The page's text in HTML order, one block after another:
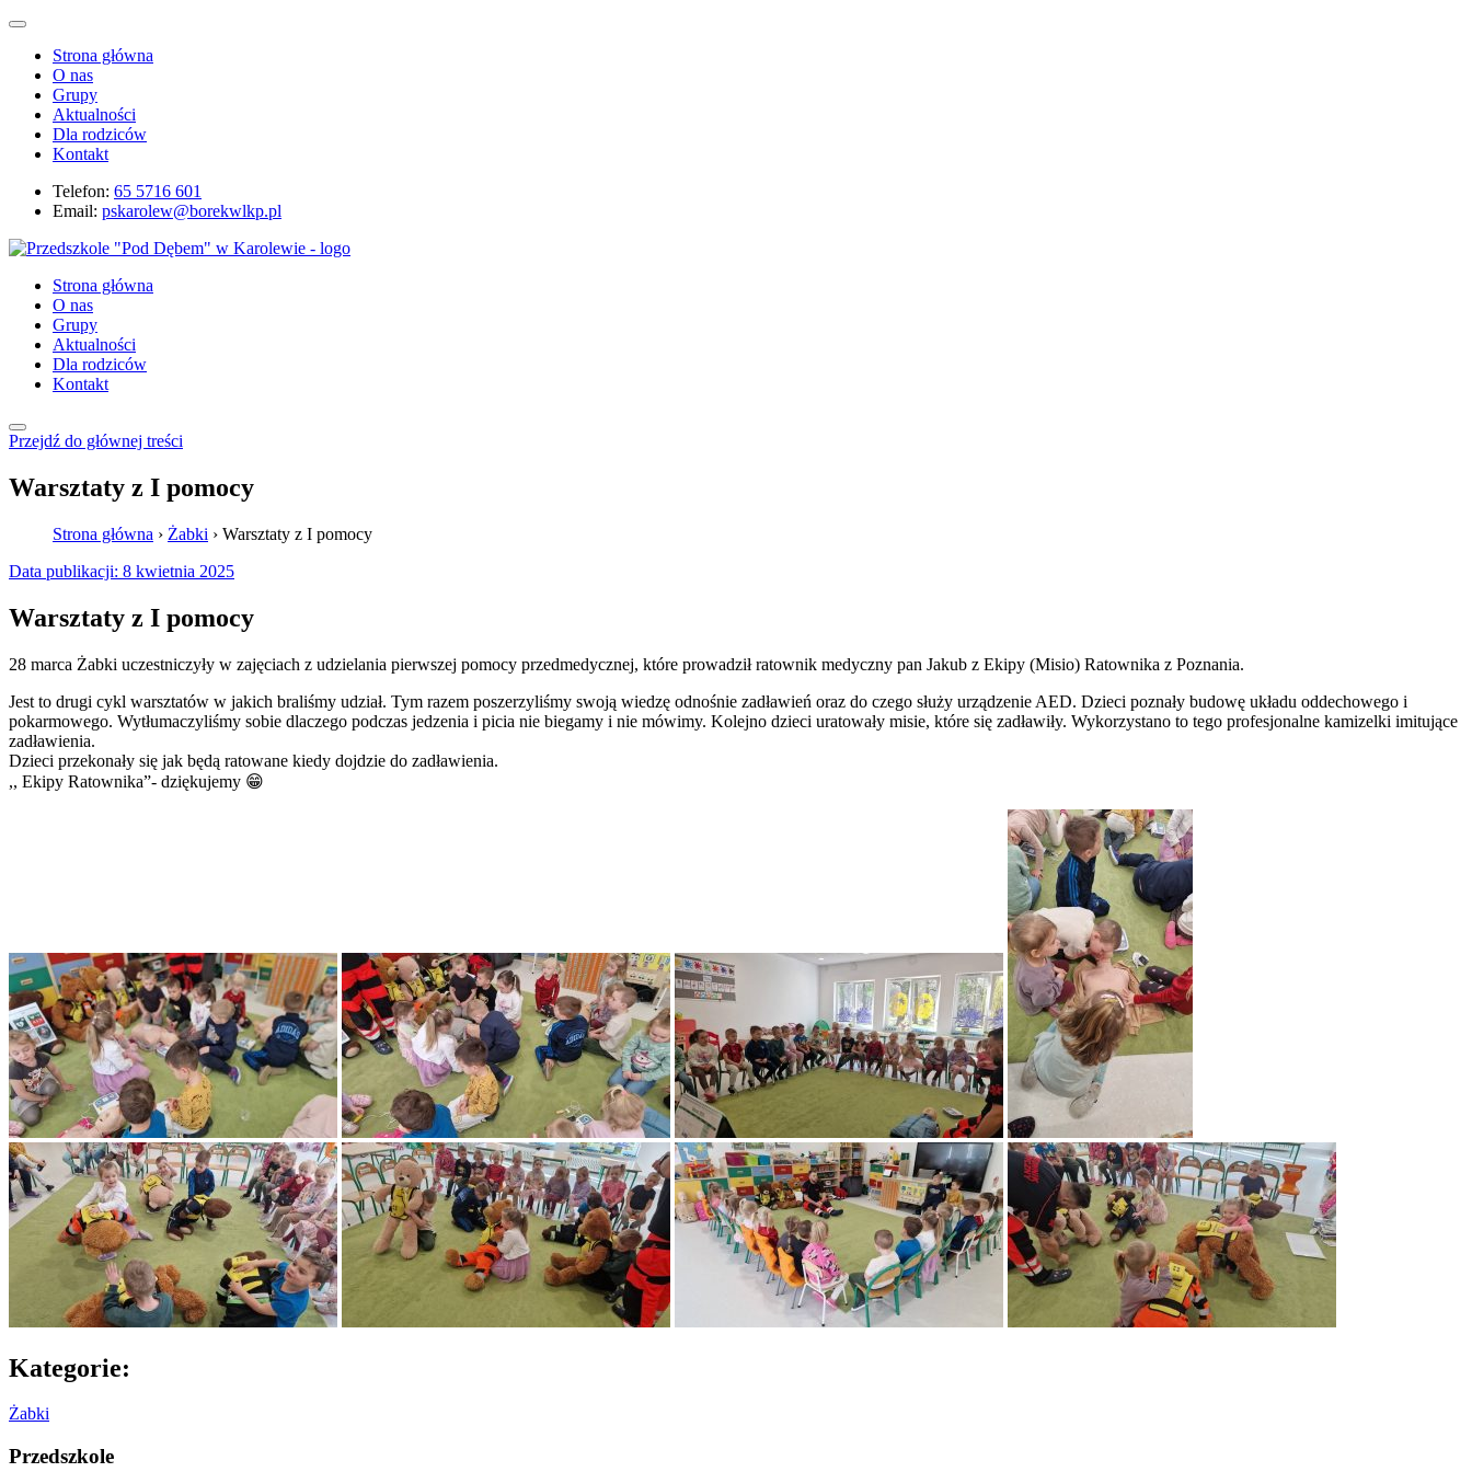
Strona główna
O nas
Grupy
Aktualności
Dla rodziców
Kontakt
Telefon: 65 5716 601
Email: pskarolew@borekwlkp.pl
Strona główna
O nas
Grupy
Aktualności
Dla rodziców
Kontakt
Przejdź do głównej treści
Warsztaty z I pomocy
Strona główna › Żabki › Warsztaty z I pomocy
Data publikacji: 8 kwietnia 2025
Warsztaty z I pomocy
28 marca Żabki uczestniczyły w zajęciach z udzielania pierwszej pomocy przedmedycznej, które prowadził ratownik medyczny pan Jakub z Ekipy (Misio) Ratownika z Poznania.
Jest to drugi cykl warsztatów w jakich braliśmy udział. Tym razem poszerzyliśmy swoją wiedzę odnośnie zadławień oraz do czego służy urządzenie AED. Dzieci poznały budowę układu oddechowego i
pokarmowego. Wytłumaczyliśmy sobie dlaczego podczas jedzenia i picia nie biegamy i nie mówimy. Kolejno dzieci uratowały misie, które się zadławiły. Wykorzystano to tego profesjonalne kamizelki imitujące
zadławienia.
Dzieci przekonały się jak będą ratowane kiedy dojdzie do zadławienia.
,, Ekipy Ratownika”- dziękujemy 😁
Kategorie:
Żabki
Przedszkole